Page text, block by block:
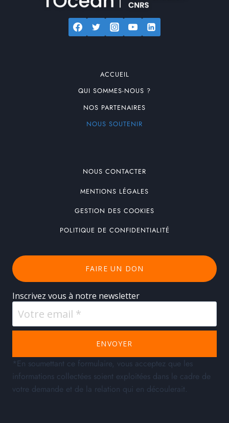
ACCUEIL
QUI SOMMES-NOUS ?
NOS PARTENAIRES
NOUS SOUTENIR
NOUS CONTACTER
MENTIONS LÉGALES
GESTION DES COOKIES
POLITIQUE DE CONFIDENTIALITÉ
FAIRE UN DON
Inscrivez vous à notre newsletter
ENVOYER
*En soumettant ce formulaire, vous acceptez que les
informations collectées soient exploitées dans le cadre de
votre demande et de la relation qui en découlerait.